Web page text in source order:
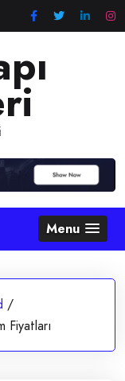
Menu
/
Fiyatları